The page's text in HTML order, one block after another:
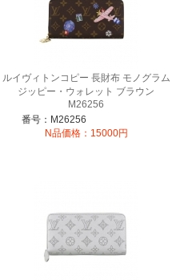
ルイヴィトンコピー 長財布 モノグラム
ジッピー・ウォレット ブラウン
M26256
番号：M26256
N品価格：15000円